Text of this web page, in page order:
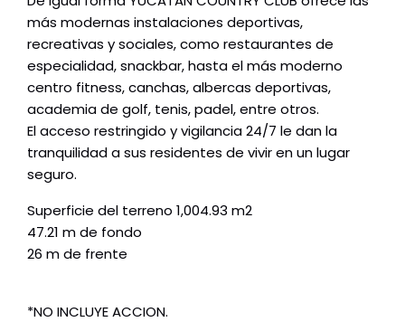
más modernas instalaciones deportivas,
recreativas y sociales, como restaurantes de
especialidad, snackbar, hasta el más moderno
centro fitness, canchas, albercas deportivas,
academia de golf, tenis, padel, entre otros.
El acceso restringido y vigilancia 24/7 le dan la
tranquilidad a sus residentes de vivir en un lugar
seguro.
Superficie del terreno 1,004.93 m2
47.21 m de fondo
26 m de frente
*NO INCLUYE ACCION.